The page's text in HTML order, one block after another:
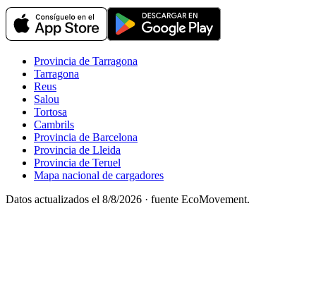
Provincia de Tarragona
Tarragona
Reus
Salou
Tortosa
Cambrils
Provincia de Barcelona
Provincia de Lleida
Provincia de Teruel
Mapa nacional de cargadores
Datos actualizados el 8/8/2026 · fuente EcoMovement.